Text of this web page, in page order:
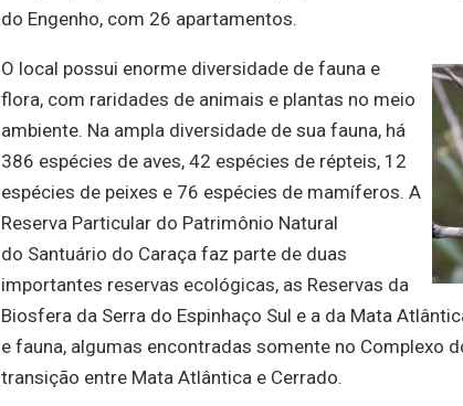
do Engenho, com 26 apartamentos.
O local possui enorme diversidade de fauna e
flora, com raridades de animais e plantas no meio
ambiente. Na ampla diversidade de sua fauna, há
386 espécies de aves, 42 espécies de répteis, 12
espécies de peixes e 76 espécies de mamíferos. A
Reserva Particular do Patrimônio Natural
do Santuário do Caraça faz parte de duas
importantes reservas ecológicas, as Reservas da
Biosfera da Serra do Espinhaço Sul e a da Mata
e fauna, algumas encontradas somente no Complexo
transição entre Mata Atlântica e Cerrado.